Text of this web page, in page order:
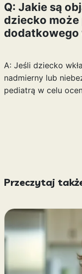
Q: Jakie są
dziecko
dodatkowego
A: Jeśli dziecko
nadmierny lub
pediatrą w celu
Przeczytaj